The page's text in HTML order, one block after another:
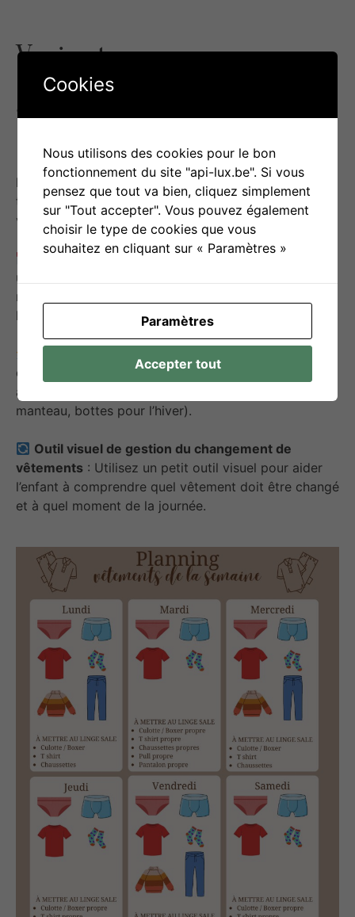
Variantes –
aménagement
Activités ludiques : Organisez des jeux de rôle où
les enfants choisissent leur tenue en fonction d’un
thème ou d’une situation imaginaire (ex : choisir des
vêtements pour une aventure ou un personnage).
Tableaux ou calendriers vestimentaires
un tableau visuel que l’enfant peut consulter chaque
matin, avec des icônes ou des photos des tenues de
la semaine.
qui associe des images du temps (pluie, neige, soleil)
avec les vêtements appropriés (ex : bonnet, écharpe,
manteau, bottes pour l’hiver).
Outil visuel de gestion du changement de
vêtements : Utilisez un petit outil visuel pour aider
l’enfant à comprendre quel vêtement doit être changé
et à quel moment de la journée.
Cookies
Nous utilisons des cookies pour le bon
fonctionnement du site "api-lux.be". Si vous
pensez que tout va bien, cliquez simplement
sur "Tout accepter". Vous pouvez également
choisir le type de cookies que vous
souhaitez en cliquant sur « Paramètres »
Paramètres
Accepter tout